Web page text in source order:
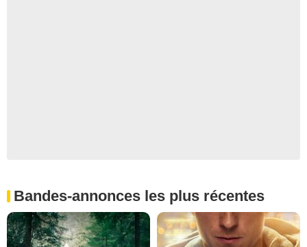
Bandes-annonces les plus récentes